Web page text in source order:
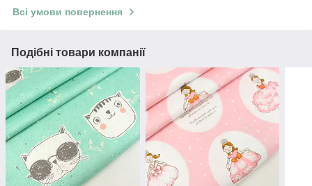
Всі умови повернення
Подібні товари компанії